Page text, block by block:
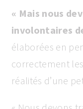
« Mais nous
involontaires
élaborées en
correctement
réalités d’une